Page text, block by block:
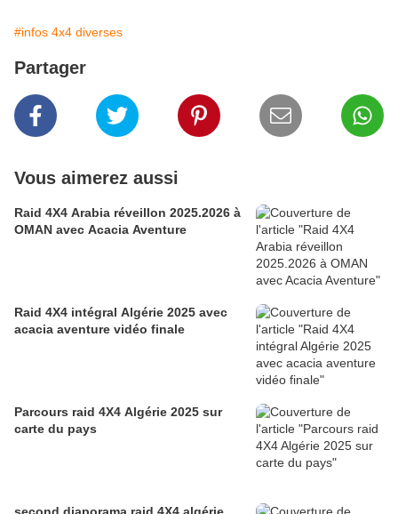
#infos 4x4 diverses
Partager
Vous aimerez aussi
Raid 4X4 Arabia réveillon 2025.2026 à
OMAN avec Acacia Aventure
Raid 4X4 intégral Algérie 2025 avec
acacia aventure vidéo finale
Parcours raid 4X4 Algérie 2025 sur
carte du pays